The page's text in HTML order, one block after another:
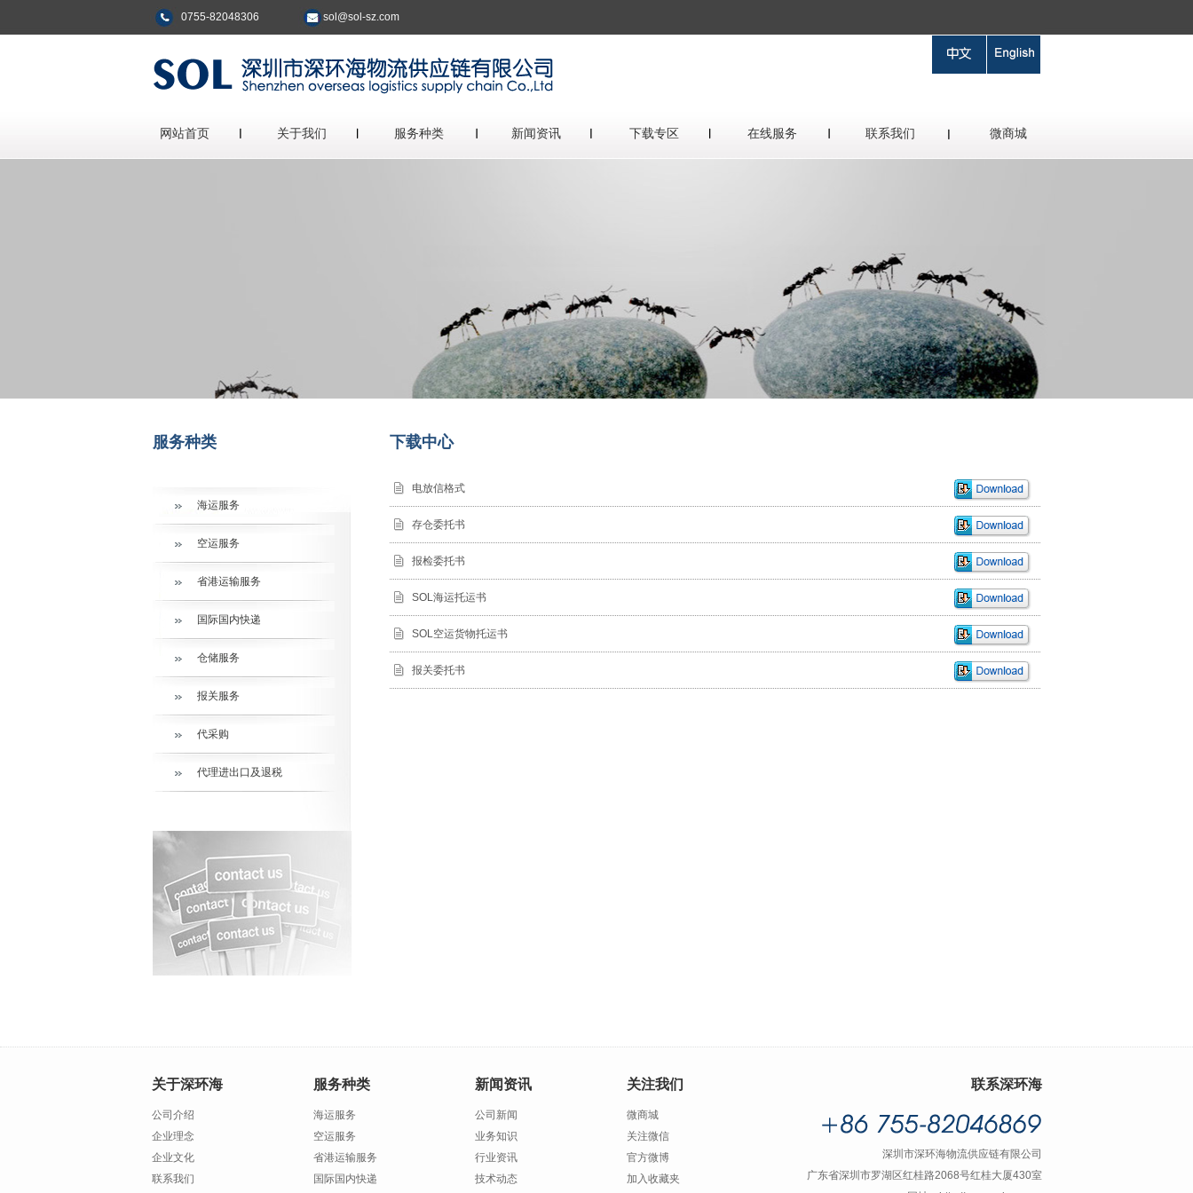
0755-82048306sol@sol-sz.com
网站首页 关于我们 服务种类 新闻资讯 下载专区 在线服务 联系我们 微商城
服务种类
海运服务
空运服务
省港运输服务
国际国内快递
仓储服务
报关服务
代采购
代理进出口及退税
下载中心
电放信格式
存仓委托书
报检委托书
SOL海运托运书
SOL空运货物托运书
报关委托书
关于深环海 服务种类 新闻资讯 关注我们 联系深环海
公司介绍
企业理念
企业文化
联系我们
海运服务
空运服务
省港运输服务
国际国内快递
公司新闻
业务知识
行业资讯
技术动态
微商城
关注微信
官方微博
加入收藏夹
深圳市深环海物流供应链有限公司
广东省深圳市罗湖区红桂路2068号红桂大厦430室